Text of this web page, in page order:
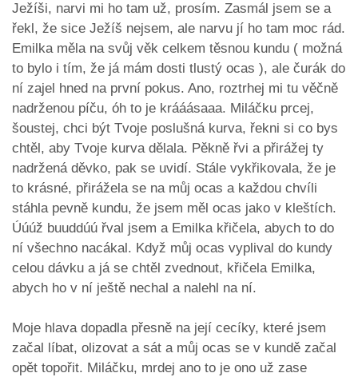
Ježíši, narvi mi ho tam už, prosím. Zasmál jsem se a
řekl, že sice Ježíš nejsem, ale narvu jí ho tam moc rád.
Emilka měla na svůj věk celkem těsnou kundu ( možná
to bylo i tím, že já mám dosti tlustý ocas ), ale čurák do
ní zajel hned na první pokus. Ano, roztrhej mi tu věčně
nadrženou píču, óh to je krááásaaa. Miláčku prcej,
šoustej, chci být Tvoje poslušná kurva, řekni si co bys
chtěl, aby Tvoje kurva dělala. Pěkně řvi a přirážej ty
nadržená děvko, pak se uvidí. Stále vykřikovala, že je
to krásné, přirážela se na můj ocas a každou chvíli
stáhla pevně kundu, že jsem měl ocas jako v kleštích.
Úúúž buuddúú řval jsem a Emilka křičela, abych to do
ní všechno nacákal. Když můj ocas vyplival do kundy
celou dávku a já se chtěl zvednout, křičela Emilka,
abych ho v ní ještě nechal a nalehl na ní.
Moje hlava dopadla přesně na její cecíky, které jsem
začal líbat, olizovat a sát a můj ocas se v kundě začal
opět topořit. Miláčku, mrdej ano to je ono už zase